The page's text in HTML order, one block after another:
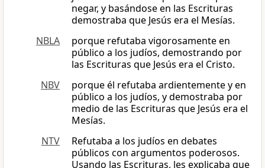
negar, y basándose en las Escrituras
demostraba que Jesús era el Mesías.
NBLA
porque refutaba vigorosamente en
público a los judíos, demostrando por
las Escrituras que Jesús era el Cristo.
NBV
porque él refutaba ardientemente y en
público a los judíos, y demostraba por
medio de las Escrituras que Jesús era el
Mesías.
NTV
Refutaba a los judíos en debates
públicos con argumentos poderosos.
Usando las Escrituras, les explicaba que